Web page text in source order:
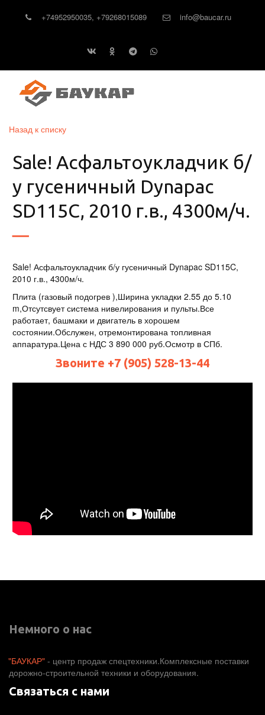
+74952950035, +79268015089 info@baucar.ru
Назад к списку
Sale! Асфальтоукладчик б/
у гусеничный Dynapac
SD115C, 2010 г.в., 4300м/ч.
Sale! Асфальтоукладчик б/у гусеничный Dynapac SD115C,
2010 г.в., 4300м/ч.
Плита (газовый подогрев ),Ширина укладки 2.55 до 5.10
m,Отсутсвует система нивелирования и пульты.Все
работает, башмаки и двигатель в хорошем
состоянии.Обслужен, отремонтирована топливная
аппаратура.Цена с НДС 3 890 000 руб.Осмотр в СПб.
Звоните +7 (905) 528-13-44
Немного о нас
"БАУКАР" - центр продаж спецтехники.Комплексные поставки
дорожно-строительной техники и оборудования.
Связаться с нами